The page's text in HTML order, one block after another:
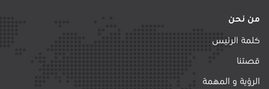
من نحن
كلمة الرئيس
قصتنا
الرؤية و المهمة